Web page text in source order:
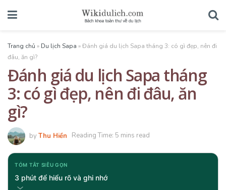
Trang chủ » Du lịch Sapa »Đánh giá du lịch Sapa tháng 3: có gì đẹp, nên đi
đâu, ăn gì?
Đánh giá du lịch Sapa tháng
3: có gì đẹp, nên đi đâu, ăn
gì?
byThu Hiền Reading Time: 5 mins read
TÓM TẮT SIÊU GỌN
3 phút để hiểu rõ và ghi nhớ